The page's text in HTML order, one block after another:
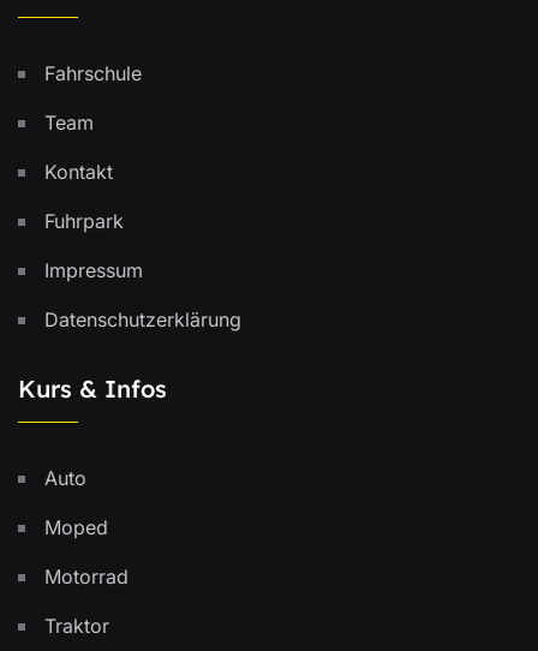
Fahrschule
Team
Kontakt
Fuhrpark
Impressum
Datenschutzerklärung
Kurs & Infos
Auto
Moped
Motorrad
Traktor